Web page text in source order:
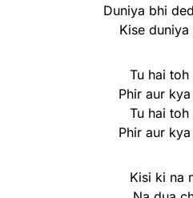
Duniya bhi
Kise
Tu hai toh
Phir aur
Tu hai toh
Phir aur
Kisi ki na